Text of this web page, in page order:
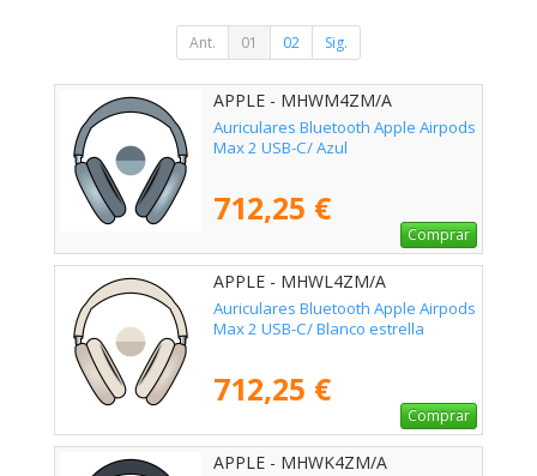
Ant. 01 02 Sig.
APPLE - MHWM4ZM/A
Auriculares Bluetooth Apple Airpods
Max 2 USB-C/ Azul
712,25 €
Comprar
APPLE - MHWL4ZM/A
Auriculares Bluetooth Apple Airpods
Max 2 USB-C/ Blanco estrella
712,25 €
Comprar
APPLE - MHWK4ZM/A